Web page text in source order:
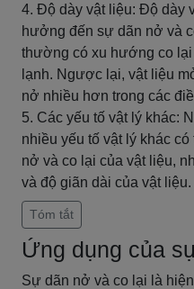
4. Độ dày vật liệu: Độ dày
hưởng đến sự dãn nở và
thường có xu hướng co
lạnh. Ngược lại, vật liệu
nở nhiều hơn trong các
5. Các yếu tố vật lý khác:
nhiều yếu tố vật lý khác
nở và co lại của vật liệu,
và độ giãn dài của vật liệu.
Tóm tắt
Ứng dụng của
Sự dãn nở và co lại là